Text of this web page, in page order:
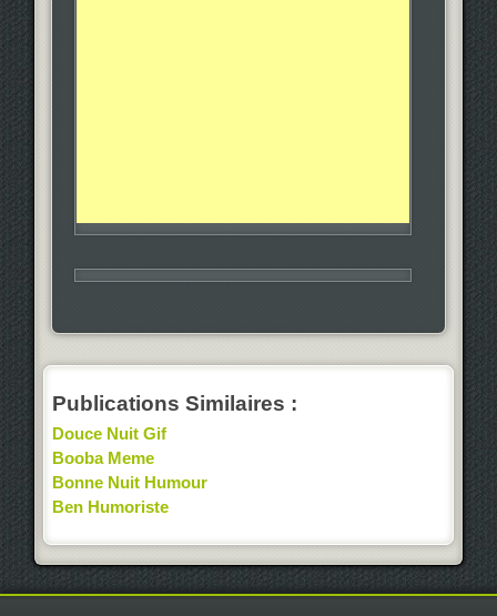
Publications Similaires :
Douce Nuit Gif
Booba Meme
Bonne Nuit Humour
Ben Humoriste